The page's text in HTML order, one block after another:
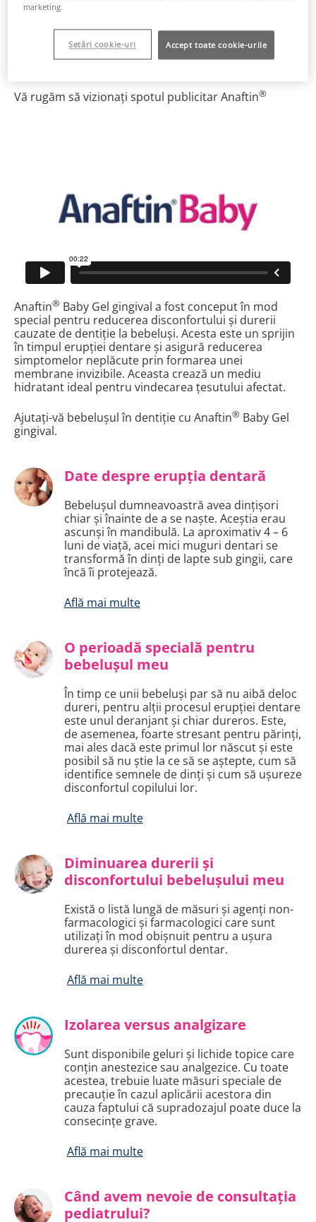
Dentiția poate fi asociată și cu o mică creștere a
temperaturii.
Vă rugăm să vizionați spotul publicitar Anaftin®
Anaftin® Baby Gel gingival a fost conceput în mod
special pentru reducerea disconfortului și durerii
cauzate de dentiție la bebeluși. Acesta este un sprijin
în timpul erupției dentare și asigură reducerea
simptomelor neplăcute prin formarea unei
membrane invizibile. Aceasta crează un mediu
hidratant ideal pentru vindecarea țesutului afectat.
Ajutați-vă bebelușul în dentiție cu Anaftin® Baby Gel
gingival.
Date despre erupția dentară
Bebelușul dumneavoastră avea dințișori
chiar și înainte de a se naște. Aceștia erau
ascunși în mandibulă. La aproximativ 4 – 6
luni de viață, acei mici muguri dentari se
transformă în dinți de lapte sub gingii, care
încă îi protejează.
Află mai multe
O perioadă specială pentru
bebelușul meu
În timp ce unii bebeluși par să nu aibă deloc
dureri, pentru alții procesul erupției dentare
este unul deranjant și chiar dureros. Este,
de asemenea, foarte stresant pentru părinți,
mai ales dacă este primul lor născut și este
posibil să nu știe la ce să se aștepte, cum să
identifice semnele de dinți și cum să ușureze
disconfortul copilului lor.
Află mai multe
Diminuarea durerii și
disconfortului bebelușului meu
Există o listă lungă de măsuri și agenți non-
farmacologici și farmacologici care sunt
utilizați în mod obișnuit pentru a ușura
durerea și disconfortul dentar.
Află mai multe
Izolarea versus analgizare
Sunt disponibile geluri și lichide topice care
conțin anestezice sau analgezice. Cu toate
acestea, trebuie luate măsuri speciale de
precauție în cazul aplicării acestora din
cauza faptului că supradozajul poate duce la
consecințe grave.
Află mai multe
Când avem nevoie de consultația
pediatrului?
marketing.
Accept toate cookie-urile
Setări cookie-uri